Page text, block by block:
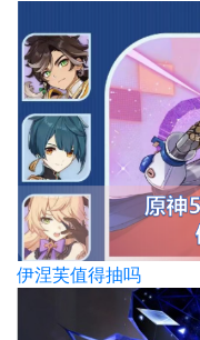
伊涅芙值得抽吗